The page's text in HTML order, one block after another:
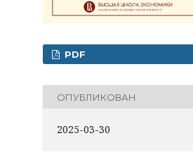
PDF
ОПУБЛИКОВАН
2025-03-30